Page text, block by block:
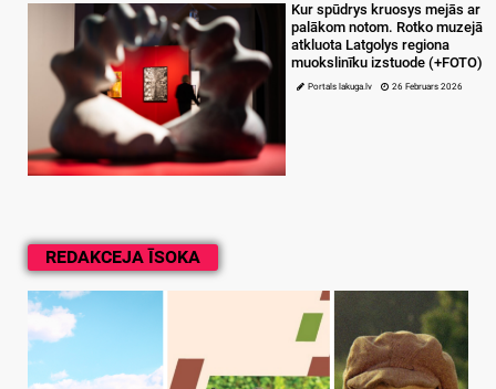
REDAKCEJA ĪSOKA
Kur spūdrys kruosys mejās ar
palākom notom. Rotko muzejā
atkluota Latgolys regiona
muokslinīku izstuode (+FOTO)
Portals lakuga.lv 26 Februars 2026